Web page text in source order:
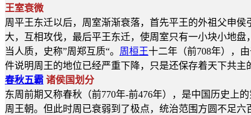
王室衰微
周平王东迁以后，周室渐渐衰落，首先平王的外祖父申侯
大，互相攻伐，最后平王东迁，使周室只有一小块小地
当人质，史称”周郑互质“。 周桓王十二年（前708年），
件说明周王的地位已经严重下降，只是还保存着天下共主
春秋五霸 诸侯国划分
东周前期又称春秋（前770年-前476年），是中国历史上
周王朝。但此时周已衰弱到了极点，统治范围方圆不足